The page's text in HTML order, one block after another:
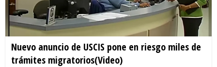
Nuevo anuncio de USCIS pone en riesgo miles de
trámites migratorios(Video)